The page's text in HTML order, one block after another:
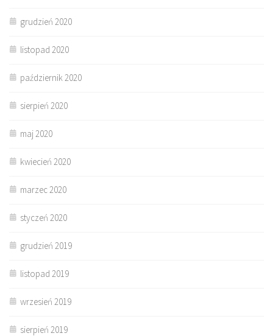
grudzień 2020
listopad 2020
październik 2020
sierpień 2020
maj 2020
kwiecień 2020
marzec 2020
styczeń 2020
grudzień 2019
listopad 2019
wrzesień 2019
sierpień 2019